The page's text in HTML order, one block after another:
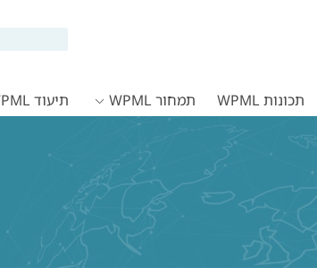
תכונות WPML תמחור WPML תיעוד WPML